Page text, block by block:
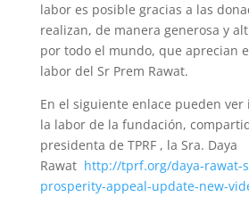
labor es posible gracias a las
realizan, de manera generosa y
por todo el mundo, que aprecian
labor del Sr Prem Rawat.
En el siguiente enlace pueden
la labor de la fundación,
presidenta de TPRF , la Sra. Daya
Rawat http://tprf.org/daya-rawat-
prosperity-appeal-update-new-